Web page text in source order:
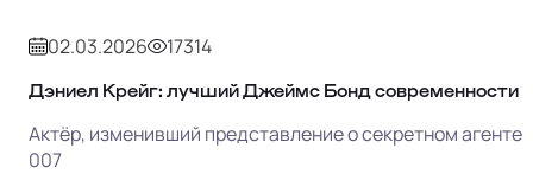
02.03.2026 17314
Дэниел Крейг: лучший Джеймс Бонд современности
Актёр, изменивший представление о секретном агенте
007